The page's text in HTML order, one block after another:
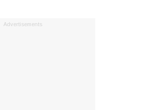
Advertisements